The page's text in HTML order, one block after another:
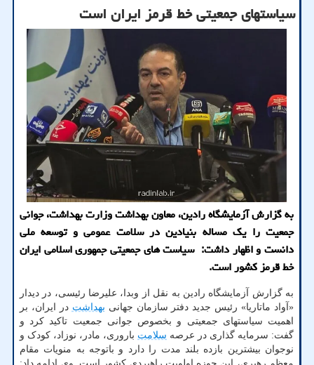
سیاستهای جمعیتی خط قرمز ایران است
به گزارش آزمایشگاه رادین، معاون بهداشت وزارت بهداشت، جوانی
جمعیت را یک مساله بنیادین در سلامت عمومی و توسعه ملی
دانست و اظهار داشت: سیاست های جمعیتی جمهوری اسلامی ایران
خط قرمز کشور است.
به گزارش آزمایشگاه رادین به نقل از وبدا، علیرضا رئیسی، در دیدار
«آواد ماتاریا» رئیس جدید دفتر سازمان جهانی بهداشت در ایران، بر
اهمیت سیاستهای جمعیتی و بخصوص جوانی جمعیت تاکید کرد و
گفت: سرمایه گذاری در عرصه سلامت باروری، مادر، نوزاد، کودک و
نوجوان بیشترین بازده بلند مدت را دارد و باتوجه به منویات مقام